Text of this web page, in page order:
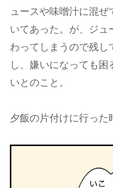
ュースや味噌汁に混
いてあった。が、ジュ
わってしまうので残し
し、嫌いになっても
いとのこと。
夕飯の片付けに行った